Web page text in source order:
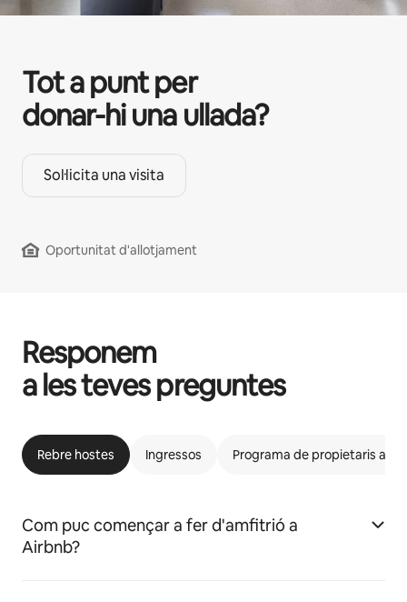
Tot a punt per
donar-hi una ullada?
Sol·licita una visita
Oportunitat d'allotjament
Responem
a les teves preguntes
Rebre hostes Ingressos Programa de propietaris
Com puc començar a fer d'amfitrió a
Airbnb?